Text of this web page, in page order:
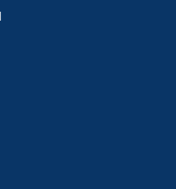
mewn tab newydd)